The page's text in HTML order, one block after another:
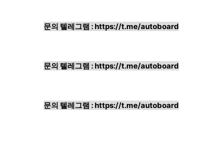
문의 텔레그램 :https://t.me/autoboard
문의 텔레그램 :https://t.me/autoboard
문의 텔레그램 :https://t.me/autoboard